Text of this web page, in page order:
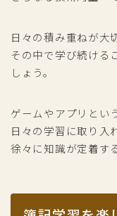
日々の積み重ねが大
その中で学び続ける
しょう。
ゲームやアプリとい
日々の学習に取り入
徐々に知識が定着す